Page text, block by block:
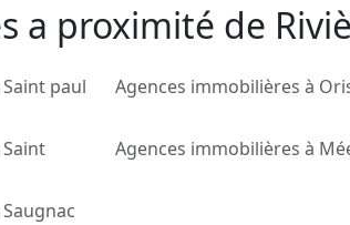
a proximité de
paul
Agences immobilières à
Agences immobilières à